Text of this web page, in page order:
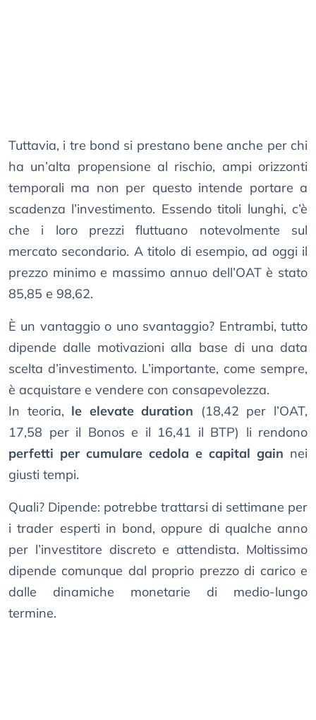
Tuttavia, i tre bond si prestano bene anche per chi
ha un’alta propensione al rischio, ampi orizzonti
temporali ma non per questo intende portare a
scadenza l’investimento. Essendo titoli lunghi, c’è
che i loro prezzi fluttuano notevolmente sul
mercato secondario. A titolo di esempio, ad oggi il
prezzo minimo e massimo annuo dell’OAT è stato
85,85 e 98,62.
È un vantaggio o uno svantaggio? Entrambi, tutto
dipende dalle motivazioni alla base di una data
scelta d’investimento. L’importante, come sempre,
è acquistare e vendere con consapevolezza.
In teoria, le elevate duration (18,42 per l’OAT,
17,58 per il Bonos e il 16,41 il BTP) li rendono
perfetti per cumulare cedola e capital gain nei
giusti tempi.
Quali? Dipende: potrebbe trattarsi di settimane per
i trader esperti in bond, oppure di qualche anno
per l’investitore discreto e attendista. Moltissimo
dipende comunque dal proprio prezzo di carico e
dalle dinamiche monetarie di medio-lungo
termine.